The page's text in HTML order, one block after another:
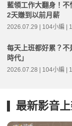
藍領工作大翻身！
2天賺到以前月薪
2026.07.29 | 104小編 |
每天上班都好累？
時代」
2026.07.28 | 104小編 |
最新影音